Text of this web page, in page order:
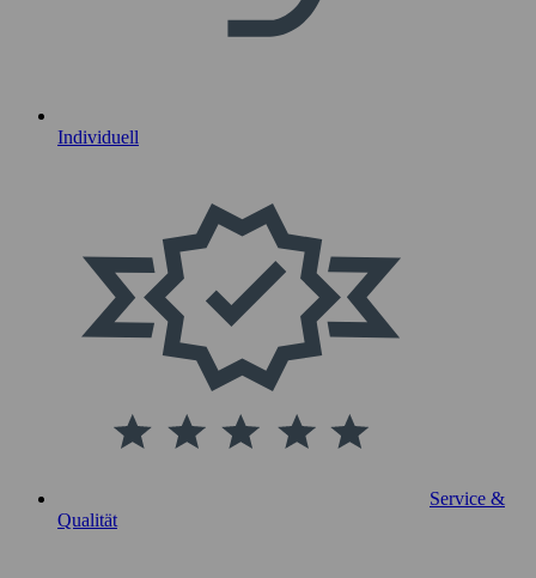
Individuell
Service &
Qualität